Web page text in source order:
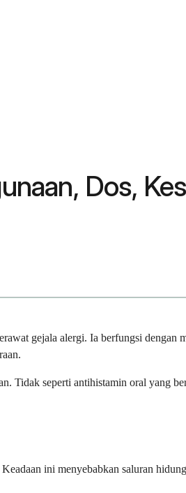
Dos,
gejala alergi. Ia berfungsi
Tidak seperti antihistamin oral yang
ini menyebabkan saluran